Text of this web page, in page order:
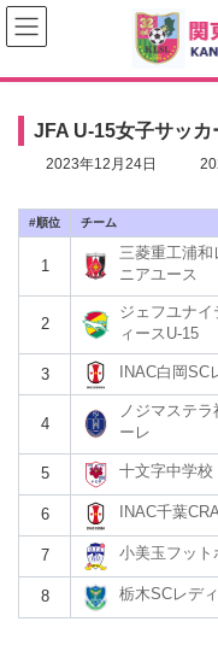
コ
ン
テ
ン
ナ
ビ
ゲ
ー
JFA U-15女子サッ
2023年12月24日
最
日
時
# チーム
1
三菱重工浦和
ニアユース
2
ジェフユナ
ィースU-15
3 INAC白岡SC
4
ノジマステ
ーレ
5 十文字中学校
6 INAC千葉
7 小美玉フット
8 栃木SCレデ